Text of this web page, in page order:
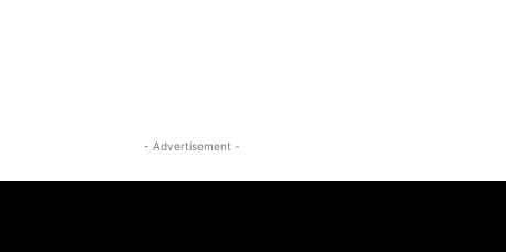
- Advertisement -